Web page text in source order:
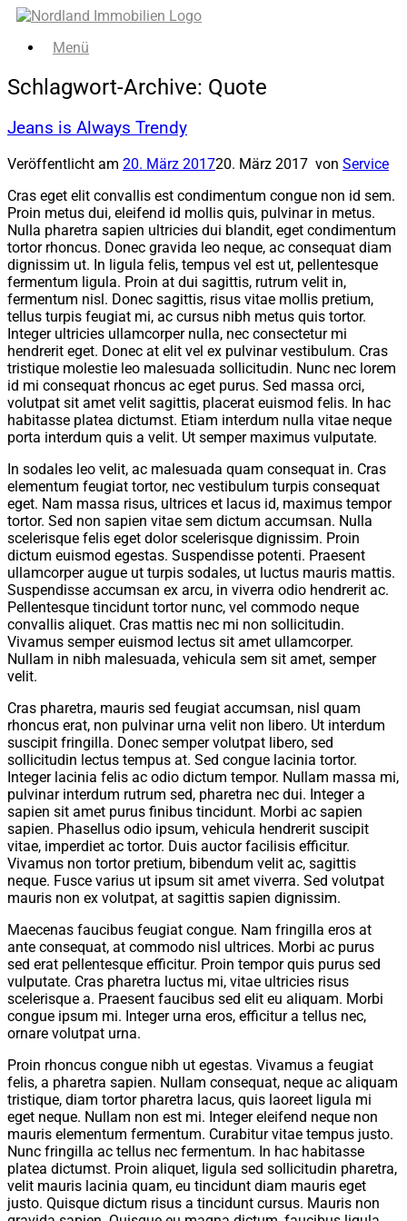
Zum
springenMenü
Schlagwort-Archive: Quote
Jeans is Always Trendy
Veröffentlicht am 20. März 201720. März 2017 von Service
Cras eget elit convallis est condimentum congue non id sem.
Proin metus dui, eleifend id mollis quis, pulvinar in metus.
Nulla pharetra sapien ultricies dui blandit, eget condimentum
tortor rhoncus. Donec gravida leo neque, ac consequat diam
dignissim ut. In ligula felis, tempus vel est ut, pellentesque
fermentum ligula. Proin at dui sagittis, rutrum velit in,
fermentum nisl. Donec sagittis, risus vitae mollis pretium,
tellus turpis feugiat mi, ac cursus nibh metus quis tortor.
Integer ultricies ullamcorper nulla, nec consectetur mi
hendrerit eget. Donec at elit vel ex pulvinar vestibulum. Cras
tristique molestie leo malesuada sollicitudin. Nunc nec lorem
id mi consequat rhoncus ac eget purus. Sed massa orci,
volutpat sit amet velit sagittis, placerat euismod felis. In hac
habitasse platea dictumst. Etiam interdum nulla vitae neque
porta interdum quis a velit. Ut semper maximus vulputate.
In sodales leo velit, ac malesuada quam consequat in. Cras
elementum feugiat tortor, nec vestibulum turpis consequat
eget. Nam massa risus, ultrices et lacus id, maximus tempor
tortor. Sed non sapien vitae sem dictum accumsan. Nulla
scelerisque felis eget dolor scelerisque dignissim. Proin
dictum euismod egestas. Suspendisse potenti. Praesent
ullamcorper augue ut turpis sodales, ut luctus mauris mattis.
Suspendisse accumsan ex arcu, in viverra odio hendrerit ac.
Pellentesque tincidunt tortor nunc, vel commodo neque
convallis aliquet. Cras mattis nec mi non sollicitudin.
Vivamus semper euismod lectus sit amet ullamcorper.
Nullam in nibh malesuada, vehicula sem sit amet, semper
velit.
Cras pharetra, mauris sed feugiat accumsan, nisl quam
rhoncus erat, non pulvinar urna velit non libero. Ut interdum
suscipit fringilla. Donec semper volutpat libero, sed
sollicitudin lectus tempus at. Sed congue lacinia tortor.
Integer lacinia felis ac odio dictum tempor. Nullam massa mi,
pulvinar interdum rutrum sed, pharetra nec dui. Integer a
sapien sit amet purus finibus tincidunt. Morbi ac sapien
sapien. Phasellus odio ipsum, vehicula hendrerit suscipit
vitae, imperdiet ac tortor. Duis auctor facilisis efficitur.
Vivamus non tortor pretium, bibendum velit ac, sagittis
neque. Fusce varius ut ipsum sit amet viverra. Sed volutpat
mauris non ex volutpat, at sagittis sapien dignissim.
Maecenas faucibus feugiat congue. Nam fringilla eros at
ante consequat, at commodo nisl ultrices. Morbi ac purus
sed erat pellentesque efficitur. Proin tempor quis purus sed
vulputate. Cras pharetra luctus mi, vitae ultricies risus
scelerisque a. Praesent faucibus sed elit eu aliquam. Morbi
congue ipsum mi. Integer urna eros, efficitur a tellus nec,
ornare volutpat urna.
Proin rhoncus congue nibh ut egestas. Vivamus a feugiat
felis, a pharetra sapien. Nullam consequat, neque ac aliquam
tristique, diam tortor pharetra lacus, quis laoreet ligula mi
eget neque. Nullam non est mi. Integer eleifend neque non
mauris elementum fermentum. Curabitur vitae tempus justo.
Nunc fringilla ac tellus nec fermentum. In hac habitasse
platea dictumst. Proin aliquet, ligula sed sollicitudin pharetra,
velit mauris lacinia quam, eu tincidunt diam mauris eget
justo. Quisque dictum risus a tincidunt cursus. Mauris non